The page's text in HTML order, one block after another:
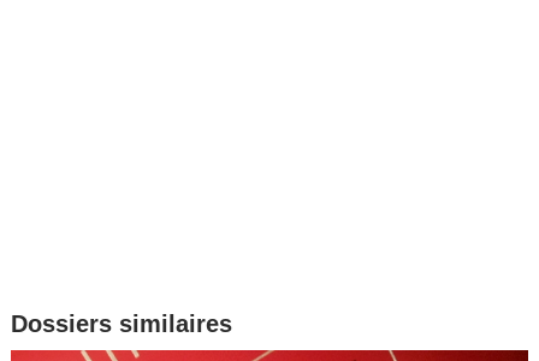
Dossiers similaires